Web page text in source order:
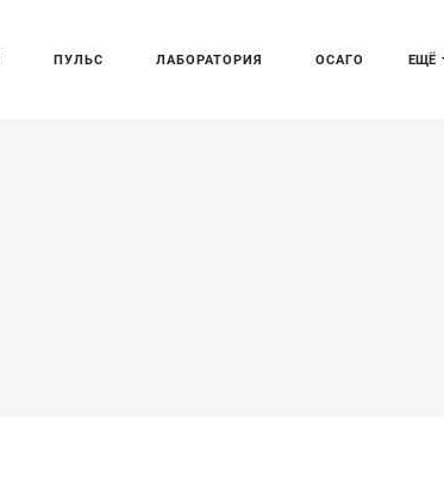
ЕЩЁ
ПУЛЬС ЛАБОРАТОРИЯ ОСАГО